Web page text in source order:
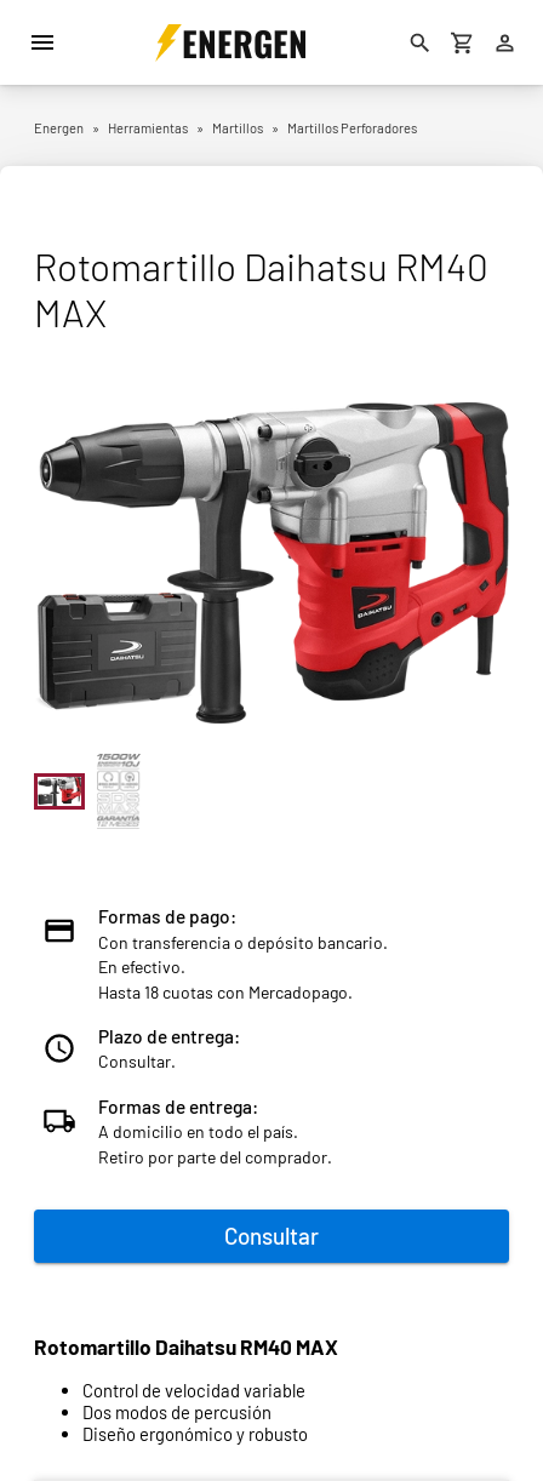
ENERGEN
Energen » Herramientas » Martillos » Martillos Perforadores
Rotomartillo Daihatsu RM40
MAX
Formas de pago:
Con transferencia o depósito bancario.
En efectivo.
Hasta 18 cuotas con Mercadopago.
Plazo de entrega:
Consultar.
Formas de entrega:
A domicilio en todo el país.
Retiro por parte del comprador.
Consultar
Rotomartillo Daihatsu RM40 MAX
Control de velocidad variable
Dos modos de percusión
Diseño ergonómico y robusto